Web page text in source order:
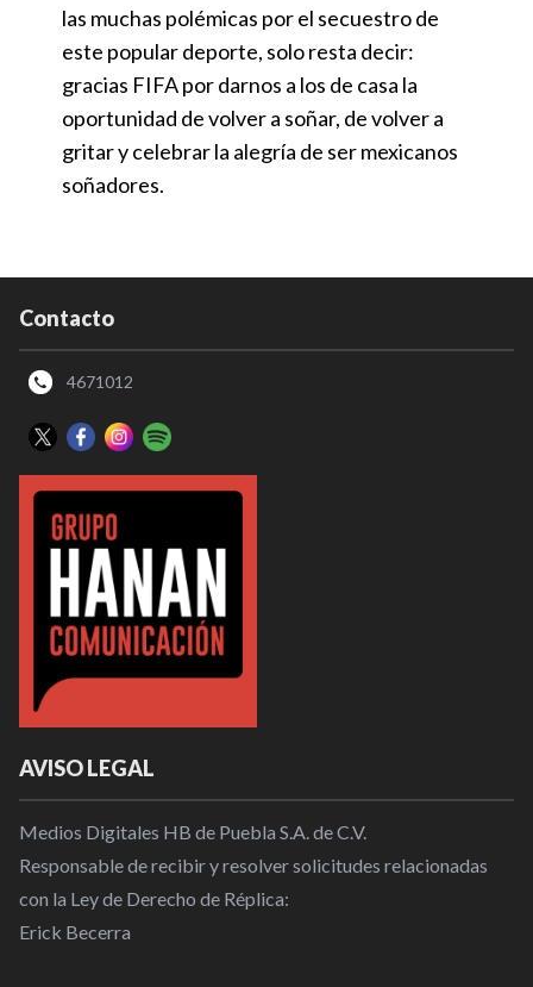
las muchas polémicas por el secuestro de
este popular deporte, solo resta decir:
gracias FIFA por darnos a los de casa la
oportunidad de volver a soñar, de volver a
gritar y celebrar la alegría de ser mexicanos
soñadores.
Contacto
4671012
AVISO LEGAL
Medios Digitales HB de Puebla S.A. de C.V.
Responsable de recibir y resolver solicitudes relacionadas
con la Ley de Derecho de Réplica:
Erick Becerra